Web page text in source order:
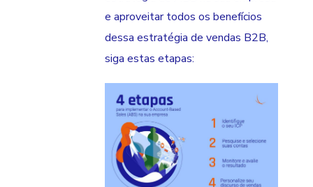
e aproveitar todos os benefícios
dessa estratégia de vendas B2B,
siga estas etapas: